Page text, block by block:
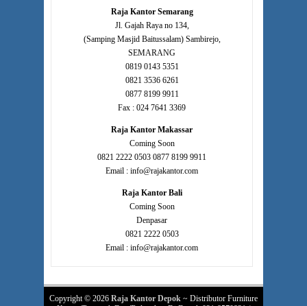
Raja Kantor Semarang
Jl. Gajah Raya no 134,
(Samping Masjid Baitussalam) Sambirejo,
SEMARANG
0819 0143 5351
0821 3536 6261
0877 8199 9911
Fax : 024 7641 3369
Raja Kantor Makassar
Coming Soon
0821 2222 0503 0877 8199 9911
Email : info@rajakantor.com
Raja Kantor Bali
Coming Soon
Denpasar
0821 2222 0503
Email : info@rajakantor.com
Copyright © 2026 Raja Kantor Depok ~ Distributor Furniture